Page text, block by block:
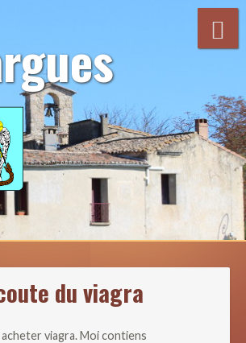
du viagra
viagra. Moi contiens